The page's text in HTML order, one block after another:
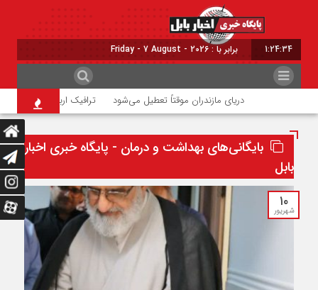
1:24:36 برابر با : Friday - 7 August - 2026
دریای مازندران موقتاً تعطیل می‌شود ترافیک اربعینی در جاده‌های شمال
بایگانی‌های بهداشت و درمان - پایگاه خبری اخبار
بابل
۱۰
شهریور